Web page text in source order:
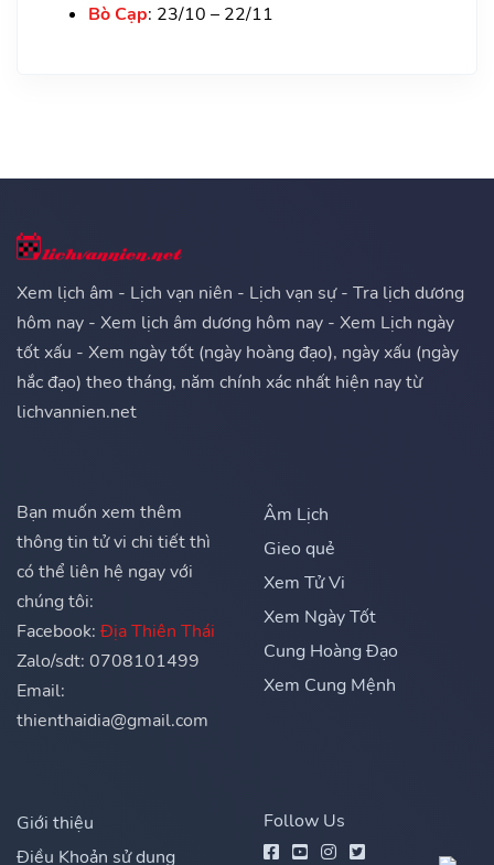
Bò Cạp: 23/10 – 22/11
Xem lịch âm - Lịch vạn niên - Lịch vạn sự - Tra lịch dương
hôm nay - Xem lịch âm dương hôm nay - Xem Lịch ngày
tốt xấu - Xem ngày tốt (ngày hoàng đạo), ngày xấu (ngày
hắc đạo) theo tháng, năm chính xác nhất hiện nay từ
lichvannien.net
Bạn muốn xem thêm
thông tin tử vi chi tiết thì
có thể liên hệ ngay với
chúng tôi:
Facebook: Địa Thiên Thái
Zalo/sdt: 0708101499
Email:
thienthaidia@gmail.com
Âm Lịch
Gieo quẻ
Xem Tử Vi
Xem Ngày Tốt
Cung Hoàng Đạo
Xem Cung Mệnh
Giới thiệu
Điều Khoản sử dụng
Follow Us